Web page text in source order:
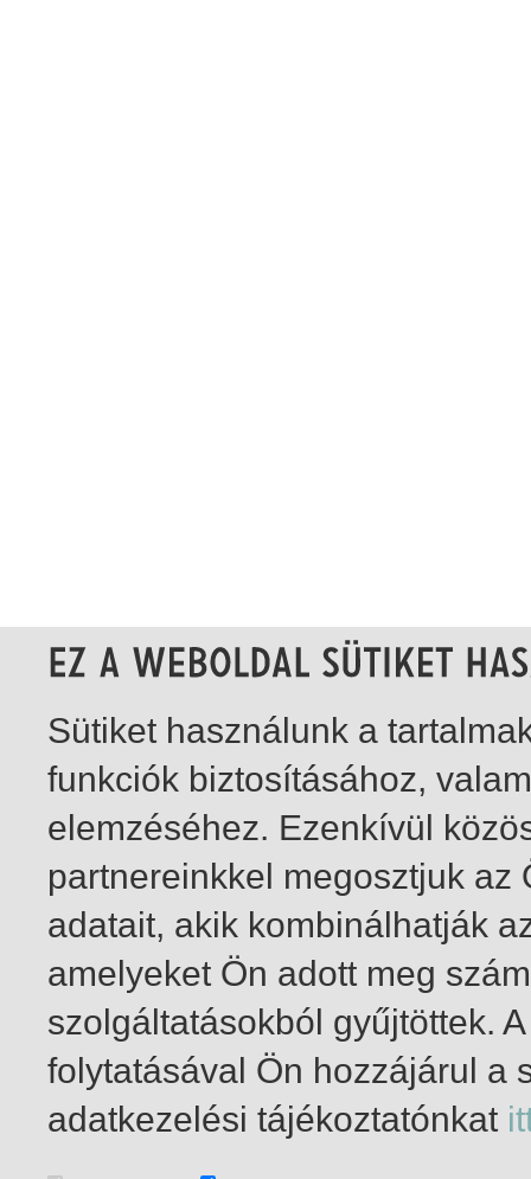
1-1 / total 1 hit
Sütiket használunk a
funkciók biztosításához,
elemzéséhez. Ezenkívül
partnereinkkel megosztjuk
adatait, akik kombinálhatják
amelyeket Ön adott meg
szolgáltatásokból gyűjtöttek.
folytatásával Ön hozzájárul a
adatkezelési tájékoztatónkat